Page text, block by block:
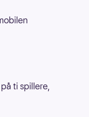
ti spillere,